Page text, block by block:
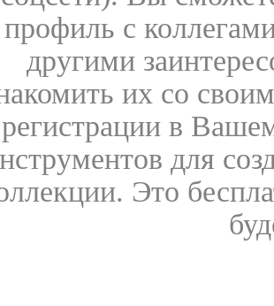
профиль с
другими
их со
регистрации в
для
Это